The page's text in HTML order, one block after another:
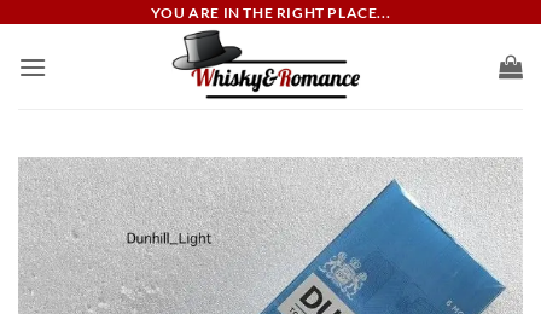
YOU ARE IN THE RIGHT PLACE...